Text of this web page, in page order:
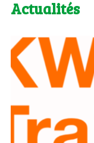
Actualités